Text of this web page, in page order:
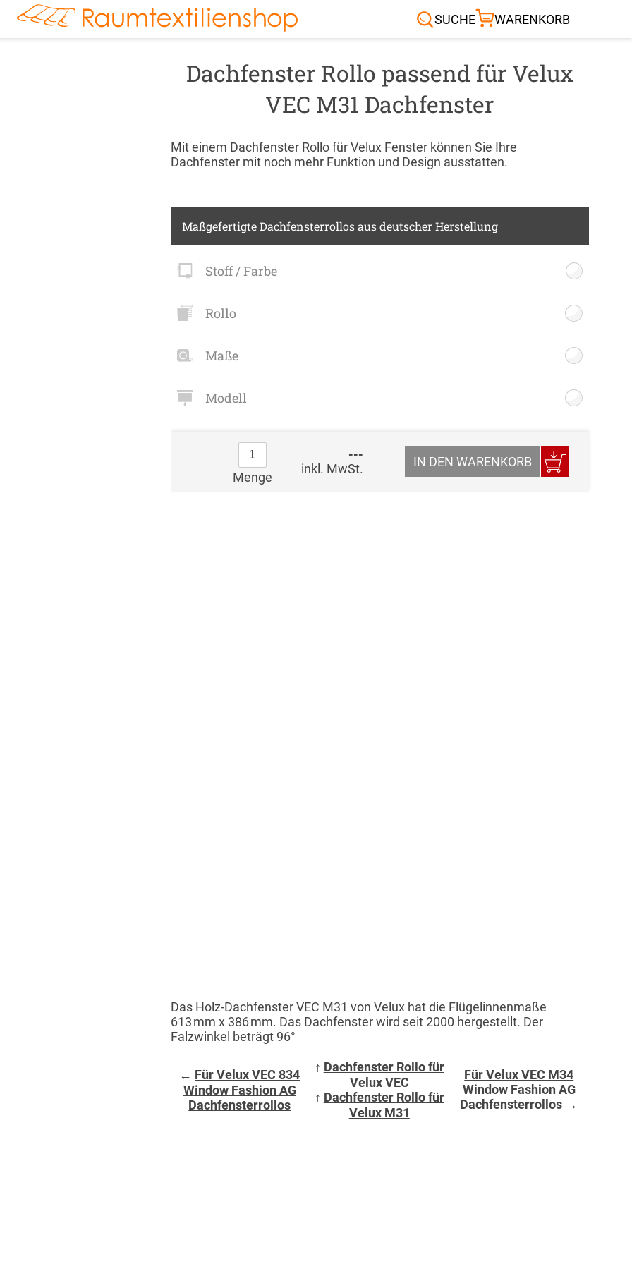
SUCHE WARENKORB
FENSTER & TÜREN RÄUME TERRASSE, GARTEN & CO.
Dachfenster Rollo passend für Velux
VEC M31 Dachfenster
Mit einem Dachfenster Rollo für Velux Fenster können Sie Ihre
Dachfenster mit noch mehr Funktion und Design ausstatten.
Maßgefertigte Dachfensterrollos aus deutscher Herstellung
Stoff / Farbe
Rollo
Maße
Modell
Menge
---
inkl. MwSt. IN DEN WARENKORB
Das Holz-Dachfenster VEC M31 von Velux hat die Flügelinnenmaße
613 mm x 386 mm. Das Dachfenster wird seit 2000 hergestellt. Der
Falzwinkel beträgt 96°
← Für Velux VEC 834
Window Fashion AG
Dachfensterrollos
↑ Dachfenster Rollo für
Velux VEC
↑ Dachfenster Rollo für
Velux M31
Für Velux VEC M34
Window Fashion AG
Dachfensterrollos →